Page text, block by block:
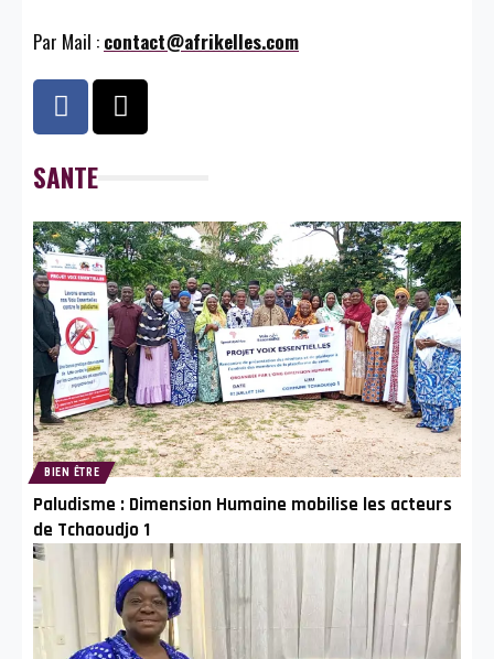
Par Mail : contact@afrikelles.com
SANTE
BIEN ÊTRE
Paludisme : Dimension Humaine mobilise les acteurs
de Tchaoudjo 1